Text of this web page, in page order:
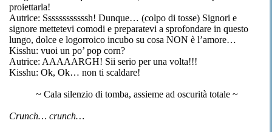
proiettarla!
Autrice: Ssssssssssssh! Dunque… (colpo di tosse) Signori e
signore mettetevi comodi e preparatevi a sprofondare in questo
lungo, dolce e logorroico incubo su cosa NON è l’amore…
Kisshu: vuoi un po’ pop corn?
Autrice: AAAAARGH! Sii serio per una volta!!!
Kisshu: Ok, Ok… non ti scaldare!
~ Cala silenzio di tomba, assieme ad oscurità totale ~
Crunch… crunch…